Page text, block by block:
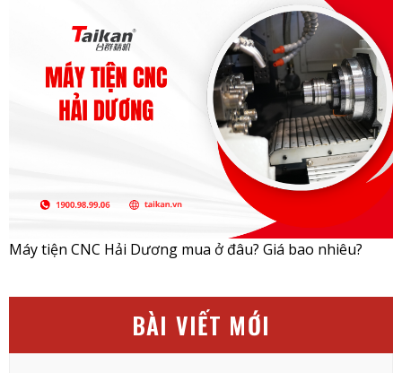
Máy tiện CNC Hải Dương mua ở đâu? Giá bao nhiêu?
BÀI VIẾT MỚI